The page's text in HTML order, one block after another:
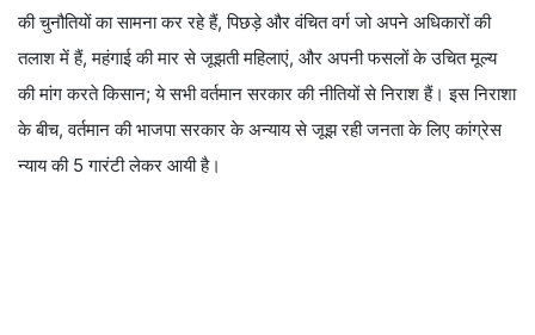
की चुनौतियों का सामना कर रहे हैं, पिछड़े और वंचित वर्ग जो अपने अधिकारों की
तलाश में हैं, महंगाई की मार से जूझती महिलाएं, और अपनी फसलों के उचित मूल्य
की मांग करते किसान; ये सभी वर्तमान सरकार की नीतियों से निराश हैं। इस निराशा
के बीच, वर्तमान की भाजपा सरकार के अन्याय से जूझ रही जनता के लिए कांग्रेस
न्याय की 5 गारंटी लेकर आयी है।